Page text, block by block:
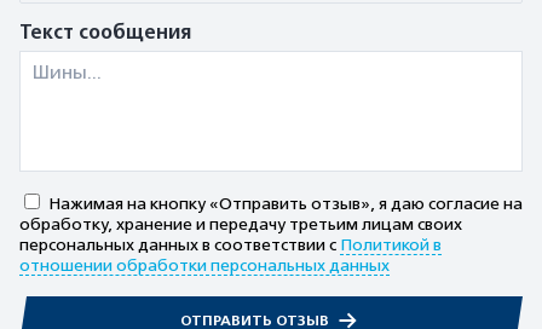
Текст сообщения
Нажимая на кнопку «Отправить отзыв», я даю согласие на
обработку, хранение и передачу третьим лицам своих
персональных данных в соответствии с Политикой в
отношении обработки персональных данных
ОТПРАВИТЬ ОТЗЫВ